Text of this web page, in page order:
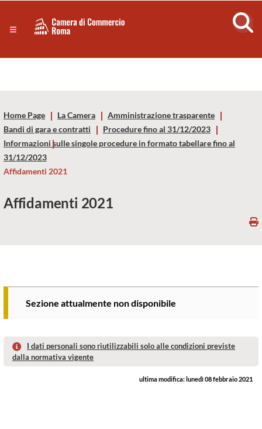
Servizi
Risorse Principali
Camera
Commercio
di
Roma
-
CCIAA
Home Page La Camera
Amministrazione trasparente
Bandi di gara e contratti
Procedure fino al 31/12/2023
Informazioni sulle singole procedure in formato tabellare fino al
31/12/2023
Affidamenti 2021
Affidamenti 2021
Sezione attualmente non disponibile
I dati personali sono riutilizzabili solo alle condizioni previste
dalla normativa vigente
ultima modifica:lunedì 08 febbraio 2021